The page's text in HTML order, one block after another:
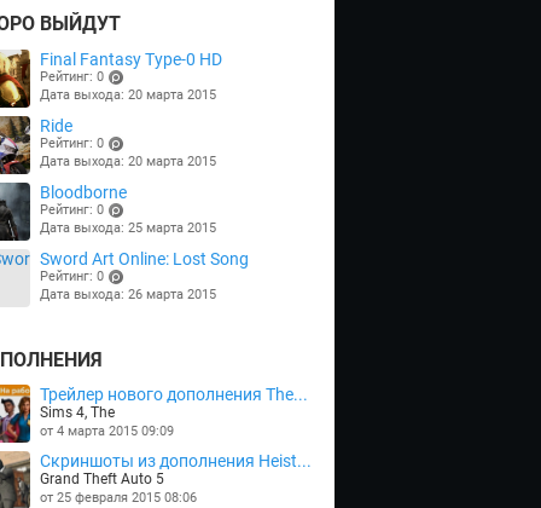
ВЫЙДУТ
Final Fantasy Type-0 HD
Рейтинг: 0
(points)
Дата выхода: 20 марта 2015
Ride
Рейтинг: 0
(points)
Дата выхода: 20 марта 2015
Bloodborne
Рейтинг: 0
(points)
Дата выхода: 25 марта 2015
Sword Art Online: Lost Song
Рейтинг: 0
(points)
Дата выхода: 26 марта 2015
Трейлер нового дополнения The...
Sims 4, The
от 4 марта 2015 09:09
Скриншоты из дополнения Heist...
Grand Theft Auto 5
от 25 февраля 2015 08:06